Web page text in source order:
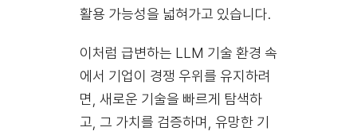
활용 가능성을 넓혀가고 있습니다.
이처럼 급변하는 LLM 기술 환경 속
에서 기업이 경쟁 우위를 유지하려
면, 새로운 기술을 빠르게 탐색하
고, 그 가치를 검증하며, 유망한 기